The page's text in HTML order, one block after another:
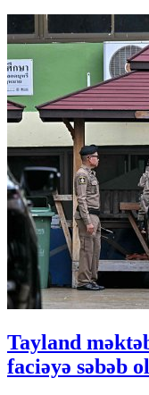
Tayland
faciəyə səbəb